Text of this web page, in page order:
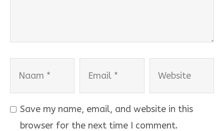
Save my name, email, and website in this
browser for the next time I comment.